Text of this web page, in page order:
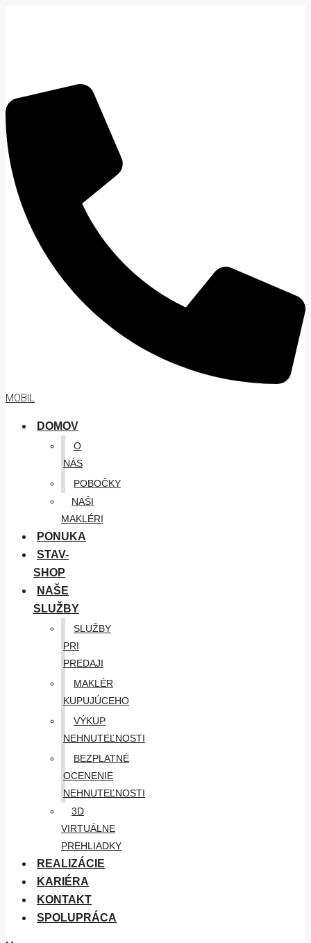
MOBIL
DOMOV
O
NÁS
POBOČKY
NAŠI
MAKLÉRI
PONUKA
STAV-
SHOP
NAŠE
SLUŽBY
SLUŽBY
PRI
PREDAJI
MAKLÉR
KUPUJÚCEHO
VÝKUP
NEHNUTEĽNOSTI
BEZPLATNÉ
OCENENIE
NEHNUTEĽNOSTI
3D
VIRTUÁLNE
PREHLIADKY
REALIZÁCIE
KARIÉRA
KONTAKT
SPOLUPRÁCA